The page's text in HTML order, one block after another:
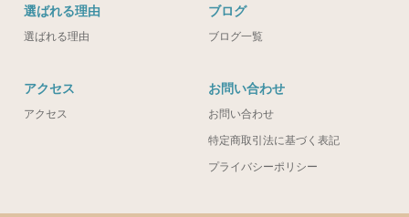
選ばれる理由
選ばれる理由
ブログ
ブログ一覧
アクセス
アクセス
お問い合わせ
お問い合わせ
特定商取引法に基づく表記
プライバシーポリシー